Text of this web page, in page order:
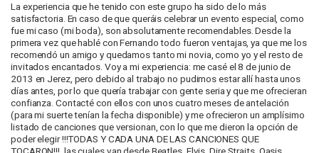
La experiencia que he tenido con este grupo ha sido de lo más
satisfactoria. En caso de que queráis celebrar un evento especial, como
fue mi caso (mi boda), son absolutamente recomendables. Desde la
primera vez que hablé con Fernando todo fueron ventajas, ya que me los
recomendó un amigo y quedamos tanto mi novia, como yo y el resto de
invitados encantados. Voy a mi experiencia: me casé el 8 de junio de
2013 en Jerez, pero debido al trabajo no pudimos estar allí hasta unos
días antes, por lo que quería trabajar con gente seria y que me ofrecieran
confianza. Contacté con ellos con unos cuatro meses de antelación
(para mi suerte tenían la fecha disponible) y me ofrecieron un amplísimo
listado de canciones que versionan, con lo que me dieron la opción de
poder elegir !!!TODAS Y CADA UNA DE LAS CANCIONES QUE